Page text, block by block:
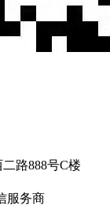
路888号C楼
服务商